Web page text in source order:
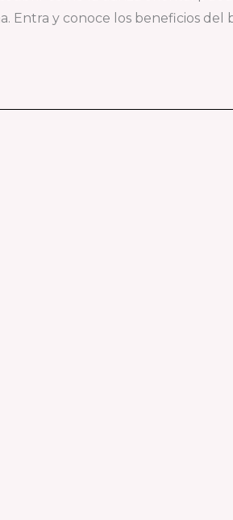
Entra y conoce los beneficios